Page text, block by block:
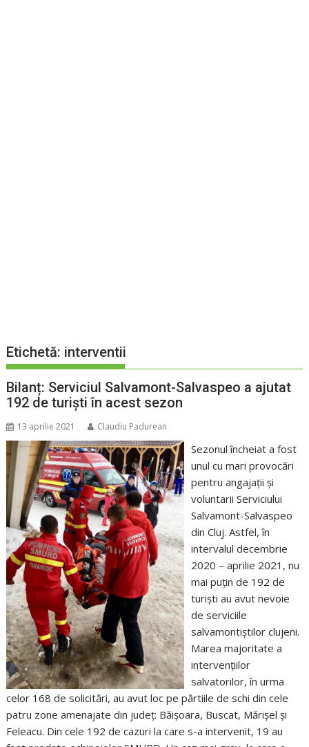
Etichetă: interventii
Bilanț: Serviciul Salvamont-Salvaspeo a ajutat
192 de turiști în acest sezon
13 aprilie 2021 Claudiu Padurean
Sezonul încheiat a fost
unul cu mari provocări
pentru angajații și
voluntarii Serviciului
Salvamont-Salvaspeo
din Cluj. Astfel, în
intervalul decembrie
2020 – aprilie 2021, nu
mai puțin de 192 de
turiști au avut nevoie
de serviciile
salvamontiștilor clujeni.
Marea majoritate a
intervențiilor
salvatorilor, în urma
celor 168 de solicitări, au avut loc pe pârtiile de schi din cele
patru zone amenajate din județ: Băișoara, Buscat, Mărișel și
Feleacu. Din cele 192 de cazuri la care s-a intervenit, 19 au